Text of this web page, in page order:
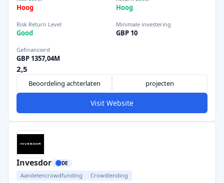
Hoog Hoog
Risk Return Level
Good
Minimale investering
GBP 10
Gefinancierd
GBP 1357,04M
2,5
Beoordeling achterlaten projecten
Visit Website
Invesdor DE
Aandelencrowdfunding Crowdlending